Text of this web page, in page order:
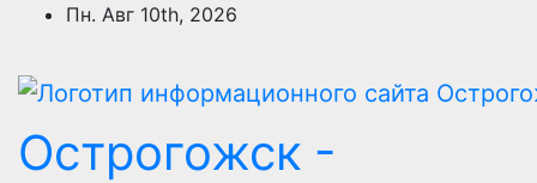
Перейти
содержимому
Пн. Авг 10th, 2026
Острогожск -